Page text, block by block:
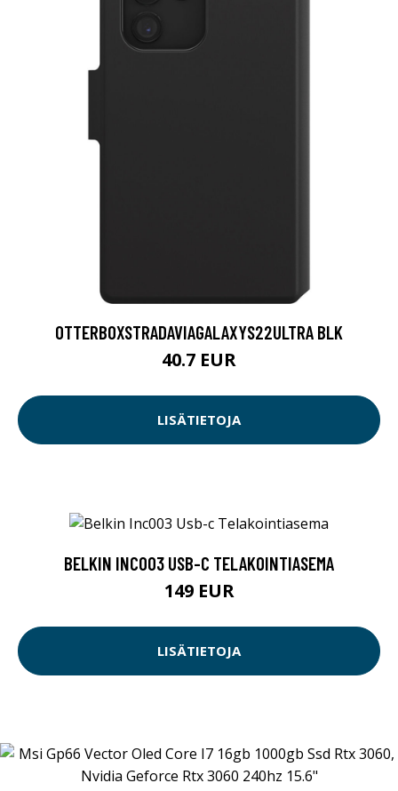
OTTERBOXSTRADAVIAGALAXYS22ULTRA BLK
40.7 EUR
LISÄTIETOJA
BELKIN INC003 USB-C TELAKOINTIASEMA
149 EUR
LISÄTIETOJA